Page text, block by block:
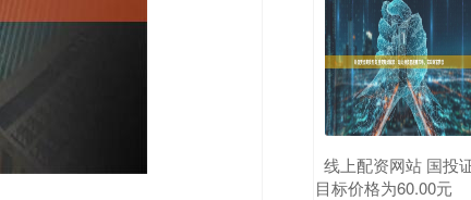
线上配资网站 国投
目标价格为60.00元